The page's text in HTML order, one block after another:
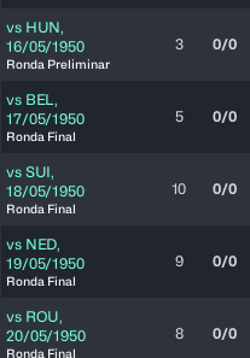
vs HUN,
16/05/1950
Ronda Preliminar
3 0/0
vs BEL,
17/05/1950
Ronda Final
5 0/0
vs SUI,
18/05/1950
Ronda Final
10 0/0
vs NED,
19/05/1950
Ronda Final
9 0/0
vs ROU,
20/05/1950
Ronda Final
8 0/0